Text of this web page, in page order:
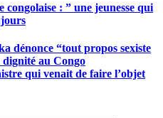
congolaise : ” une jeunesse qui
dénonce “tout propos sexiste
dignité au Congo
qui venait de faire l’objet